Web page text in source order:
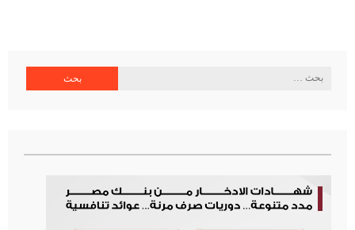
البحث